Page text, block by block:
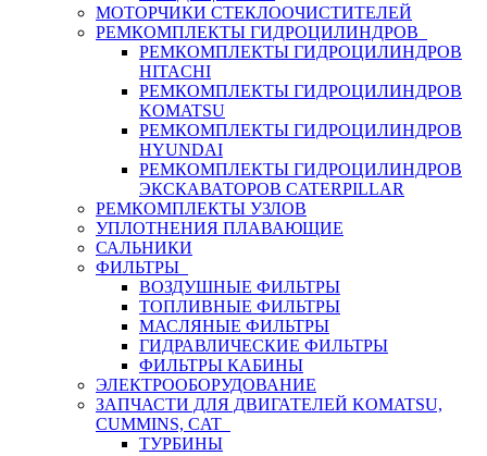
МОТОРЧИКИ СТЕКЛООЧИСТИТЕЛЕЙ
РЕМКОМПЛЕКТЫ ГИДРОЦИЛИНДРОВ
РЕМКОМПЛЕКТЫ ГИДРОЦИЛИНДРОВ
HITACHI
РЕМКОМПЛЕКТЫ ГИДРОЦИЛИНДРОВ
KOMATSU
РЕМКОМПЛЕКТЫ ГИДРОЦИЛИНДРОВ
HYUNDAI
РЕМКОМПЛЕКТЫ ГИДРОЦИЛИНДРОВ
ЭКСКАВАТОРОВ CATERPILLAR
РЕМКОМПЛЕКТЫ УЗЛОВ
УПЛОТНЕНИЯ ПЛАВАЮЩИЕ
САЛЬНИКИ
ФИЛЬТРЫ
ВОЗДУШНЫЕ ФИЛЬТРЫ
ТОПЛИВНЫЕ ФИЛЬТРЫ
МАСЛЯНЫЕ ФИЛЬТРЫ
ГИДРАВЛИЧЕСКИЕ ФИЛЬТРЫ
ФИЛЬТРЫ КАБИНЫ
ЭЛЕКТРООБОРУДОВАНИЕ
ЗАПЧАСТИ ДЛЯ ДВИГАТЕЛЕЙ KOMATSU,
CUMMINS, CAT
ТУРБИНЫ